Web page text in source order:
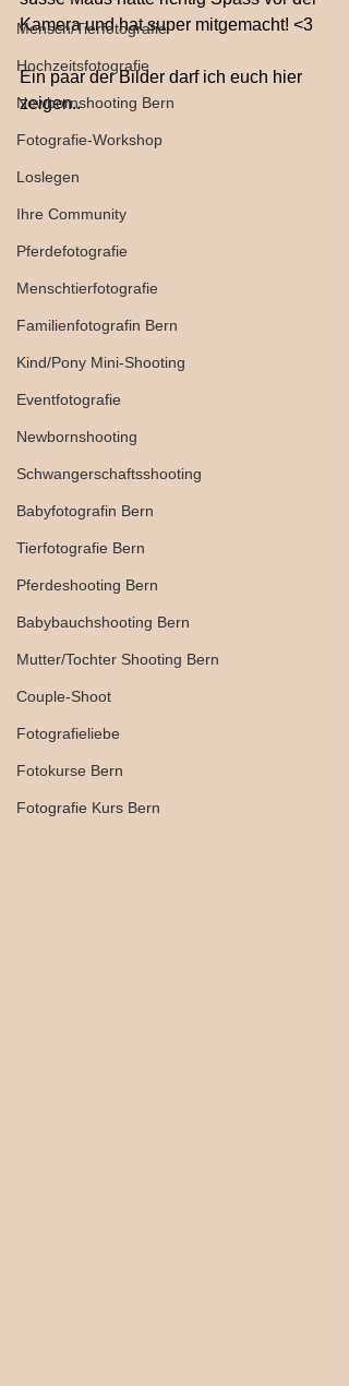
Mensch/Tierfotografie
Hochzeitsfotografie
Newbornshooting Bern
Fotografie-Workshop
Loslegen
Ihre Community
Pferdefotografie
Menschtierfotografie
Familienfotografin Bern
Kind/Pony Mini-Shooting
Eventfotografie
Newbornshooting
Schwangerschaftsshooting
Babyfotografin Bern
Tierfotografie Bern
Pferdeshooting Bern
Babybauchshooting Bern
Mutter/Tochter Shooting Bern
Couple-Shoot
Fotografieliebe
Fotokurse Bern
Fotografie Kurs Bern
Kamera und hat super mitgemacht! <3
Ein paar der Bilder darf ich euch hier
zeigen..